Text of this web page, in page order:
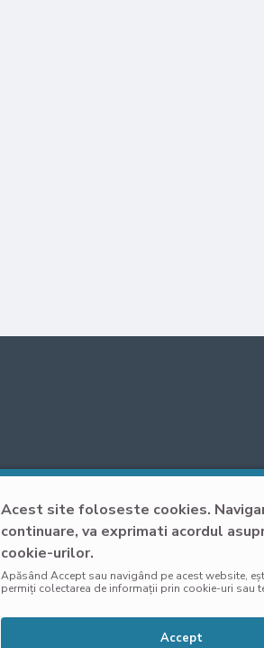
Acest site foloseste cookies.
continuare, va exprimati acordul
cookie-urilor.
Apăsând Accept sau navigând pe acest website,
permiți colectarea de informații prin cookie-uri sau
Accept